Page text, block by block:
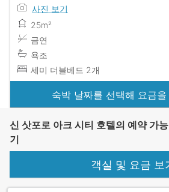
사진 보기
25m²
금연
욕조
세미 더블베드 2개
숙박 날짜를 선택해 요금을
신 삿포로 아크 시티 호텔의 예약 가
기
객실 및 요금 보